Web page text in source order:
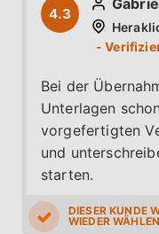
4.3
Bei der
Unterlagen
vorgefertigten
und
starten.